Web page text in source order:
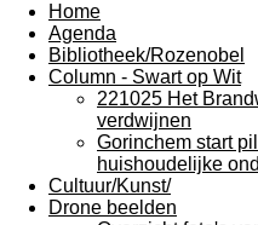
Home
Agenda
Bibliotheek/Rozenobel
Column - Swart op Wit
221025 Het
verdwijnen
Gorinchem start
huishoudelijke
Cultuur/Kunst/
Drone beelden